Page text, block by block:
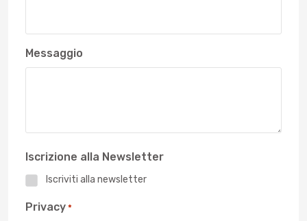
Messaggio
Iscrizione alla Newsletter
Iscriviti alla newsletter
Privacy *